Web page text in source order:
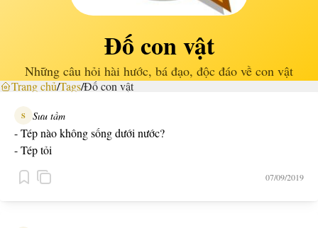
Đố con vật
Những câu hỏi hài hước, bá đạo, độc đáo về con vật
Trang chủ/Tags/Đố con vật
S Sưu tầm
- Tép nào không sống dưới nước?
- Tép tỏi
07/09/2019